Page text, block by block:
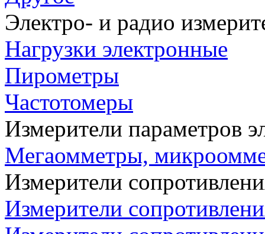
Электро- и радио
Нагрузки электронные
Пирометры
Частотомеры
Измерители параметров
Мегаомметры,
Измерители
Измерители